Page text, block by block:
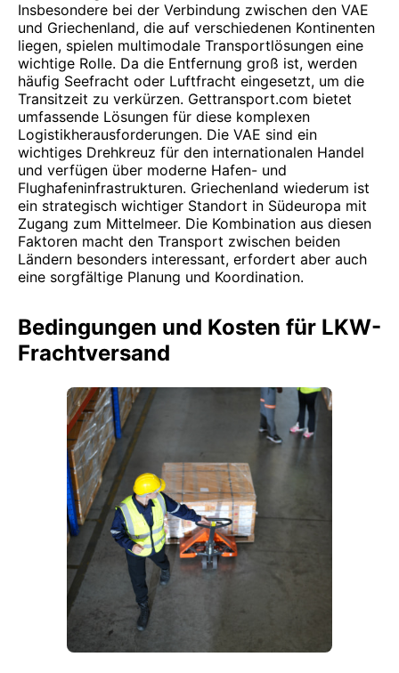
Insbesondere bei der Verbindung zwischen den VAE
und Griechenland, die auf verschiedenen Kontinenten
liegen, spielen multimodale Transportlösungen eine
wichtige Rolle. Da die Entfernung groß ist, werden
häufig Seefracht oder Luftfracht eingesetzt, um die
Transitzeit zu verkürzen. Gettransport.com bietet
umfassende Lösungen für diese komplexen
Logistikherausforderungen. Die VAE sind ein
wichtiges Drehkreuz für den internationalen Handel
und verfügen über moderne Hafen- und
Flughafeninfrastrukturen. Griechenland wiederum ist
ein strategisch wichtiger Standort in Südeuropa mit
Zugang zum Mittelmeer. Die Kombination aus diesen
Faktoren macht den Transport zwischen beiden
Ländern besonders interessant, erfordert aber auch
eine sorgfältige Planung und Koordination.
Bedingungen und Kosten für LKW-
Frachtversand